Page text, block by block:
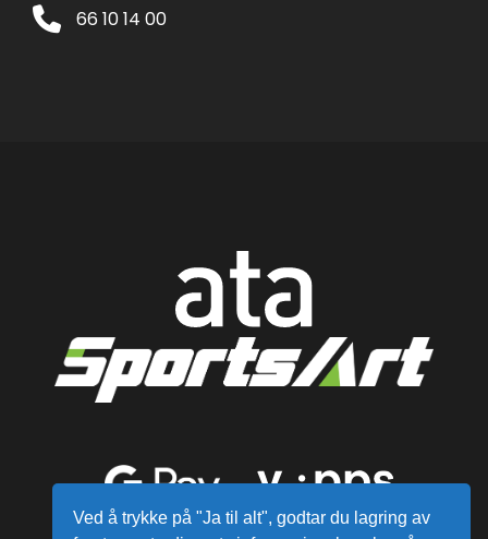
66 10 14 00
Ved å trykke på "Ja til alt", godtar du lagring av